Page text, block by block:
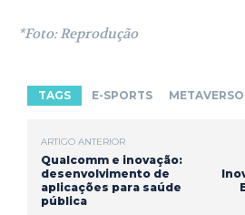
*Foto: Reprodução
TAGS E-SPORTS METAVERSO
ARTIGO ANTERIOR
Qualcomm e inovação:
desenvolvimento de
aplicações para saúde
pública